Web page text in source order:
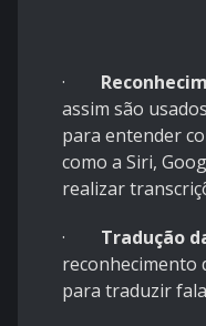
·
assim são
para entender
como a Siri,
realizar
· Tradução
reconhecimento
para traduzir